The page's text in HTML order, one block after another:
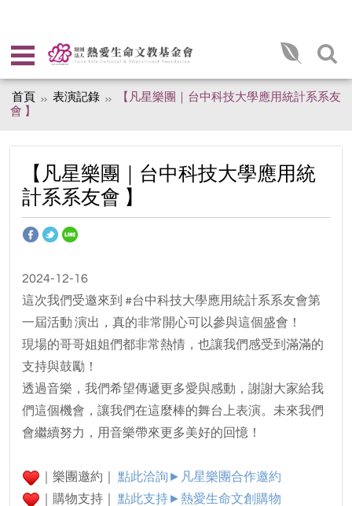
首頁 表演記錄
【凡星樂團｜台中科技大學應用統計系系友
會 】
【凡星樂團｜台中科技大學應用統
計系系友會 】
2024-12-16
這次我們受邀來到 #台中科技大學應用統計系系友會第
一屆活動 演出，真的非常開心可以參與這個盛會！
現場的哥哥姐姐們都非常熱情，也讓我們感受到滿滿的
支持與鼓勵！
透過音樂，我們希望傳遞更多愛與感動，謝謝大家給我
們這個機會，讓我們在這麼棒的舞台上表演。未來我們
會繼續努力，用音樂帶來更多美好的回憶！
｜樂團邀約｜點此洽詢►凡星樂團合作邀約
｜購物支持｜
點此支持►熱愛生命文創購物